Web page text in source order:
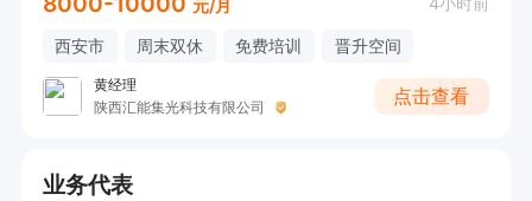
元/月
西安市 周末双休 免费培训 晋升空间
黄经理
陕西汇能集光科技有限公司
点击查看
业务代表